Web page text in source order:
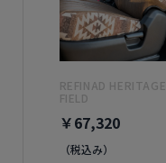
REFINAD HERITAGE
FIELD
￥67,320
（税込み）